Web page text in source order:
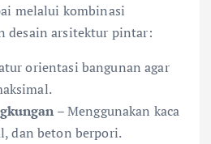
melalui kombinasi
desain arsitektur pintar:
orientasi bangunan agar
– Menggunakan kaca
dan beton berpori.